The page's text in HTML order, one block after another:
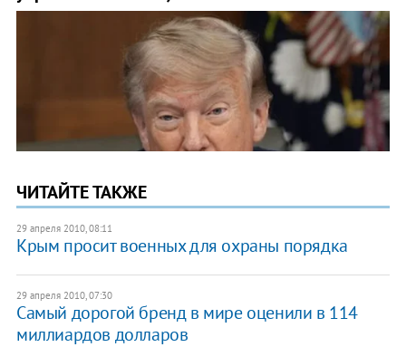
ЧИТАЙТЕ ТАКЖЕ
29 апреля 2010, 08:11
Крым просит военных для охраны порядка
29 апреля 2010, 07:30
Самый дорогой бренд в мире оценили в 114
миллиардов долларов